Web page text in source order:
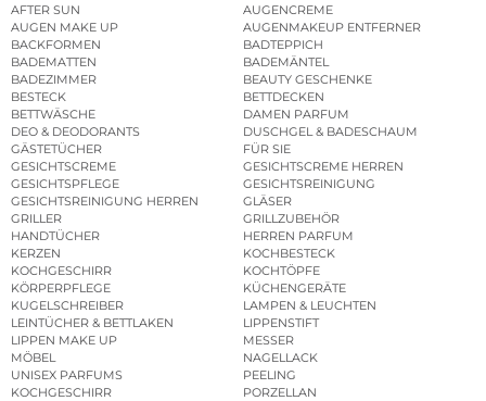
AFTER SUN
AUGENCREME
AUGEN MAKE UP
AUGENMAKEUP ENTFERNER
BACKFORMEN
BADTEPPICH
BADEMATTEN
BADEMÄNTEL
BADEZIMMER
BEAUTY GESCHENKE
BESTECK
BETTDECKEN
BETTWÄSCHE
DAMEN PARFUM
DEO & DEODORANTS
DUSCHGEL & BADESCHAUM
GÄSTETÜCHER
FÜR SIE
GESICHTSCREME
GESICHTSCREME HERREN
GESICHTSPFLEGE
GESICHTSREINIGUNG
GESICHTSREINIGUNG HERREN
GLÄSER
GRILLER
GRILLZUBEHÖR
HANDTÜCHER
HERREN PARFUM
KERZEN
KOCHBESTECK
KOCHGESCHIRR
KOCHTÖPFE
KÖRPERPFLEGE
KÜCHENGERÄTE
KUGELSCHREIBER
LAMPEN & LEUCHTEN
LEINTÜCHER & BETTLAKEN
LIPPENSTIFT
LIPPEN MAKE UP
MESSER
MÖBEL
NAGELLACK
UNISEX PARFUMS
PEELING
KOCHGESCHIRR
PORZELLAN